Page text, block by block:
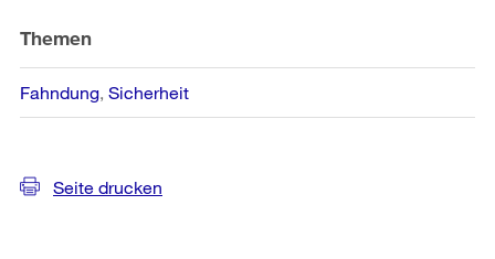
Themen
Fahndung Sicherheit
Seite drucken